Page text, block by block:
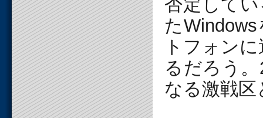
否定して
た
トフォン
るだろう
なる激戦